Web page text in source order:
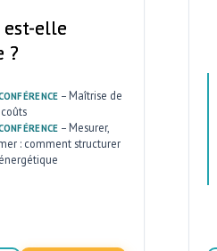
est-elle
?
– Maîtrise de
– Mesurer,
: comment structurer